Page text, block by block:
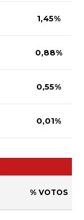
1,45%
0,88%
0,55%
0,01%
% VOTOS